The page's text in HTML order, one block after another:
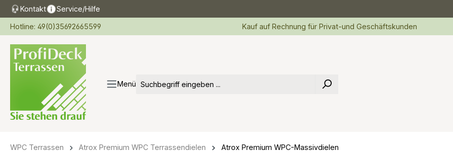
Zur Hauptnavigation springen
Kontakt Service/Hilfe
Hotline: 49(0)35692665599 Kauf auf Rechnung für Privat-und Geschäftskunden
Menü
WPC Terrassen Atrox Premium WPC Terrassendielen Atrox Premium WPC-Massivdielen